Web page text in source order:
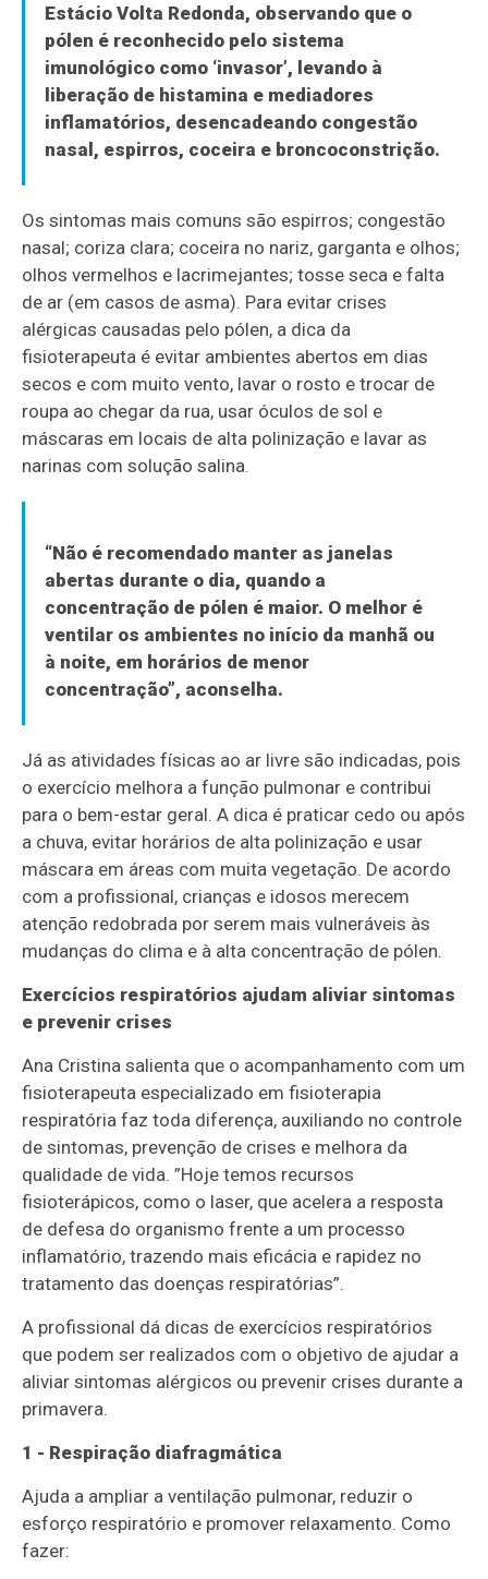
Estácio Volta Redonda, observando que o
pólen é reconhecido pelo sistema
imunológico como ‘invasor’, levando à
liberação de histamina e mediadores
inflamatórios, desencadeando congestão
nasal, espirros, coceira e broncoconstrição.
Os sintomas mais comuns são espirros; congestão
nasal; coriza clara; coceira no nariz, garganta e olhos;
olhos vermelhos e lacrimejantes; tosse seca e falta
de ar (em casos de asma). Para evitar crises
alérgicas causadas pelo pólen, a dica da
fisioterapeuta é evitar ambientes abertos em dias
secos e com muito vento, lavar o rosto e trocar de
roupa ao chegar da rua, usar óculos de sol e
máscaras em locais de alta polinização e lavar as
narinas com solução salina.
“Não é recomendado manter as janelas
abertas durante o dia, quando a
concentração de pólen é maior. O melhor é
ventilar os ambientes no início da manhã ou
à noite, em horários de menor
concentração”, aconselha.
Já as atividades físicas ao ar livre são indicadas, pois
o exercício melhora a função pulmonar e contribui
para o bem-estar geral. A dica é praticar cedo ou após
a chuva, evitar horários de alta polinização e usar
máscara em áreas com muita vegetação. De acordo
com a profissional, crianças e idosos merecem
atenção redobrada por serem mais vulneráveis às
mudanças do clima e à alta concentração de pólen.
Exercícios respiratórios ajudam aliviar sintomas
e prevenir crises
Ana Cristina salienta que o acompanhamento com um
fisioterapeuta especializado em fisioterapia
respiratória faz toda diferença, auxiliando no controle
de sintomas, prevenção de crises e melhora da
qualidade de vida. ”Hoje temos recursos
fisioterápicos, como o laser, que acelera a resposta
de defesa do organismo frente a um processo
inflamatório, trazendo mais eficácia e rapidez no
tratamento das doenças respiratórias”.
A profissional dá dicas de exercícios respiratórios
que podem ser realizados com o objetivo de ajudar a
aliviar sintomas alérgicos ou prevenir crises durante a
primavera.
1 - Respiração diafragmática
Ajuda a ampliar a ventilação pulmonar, reduzir o
esforço respiratório e promover relaxamento. Como
fazer: